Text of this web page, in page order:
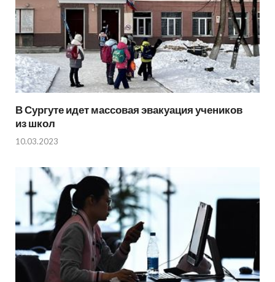
В Сургуте идет массовая эвакуация учеников
из школ
10.03.2023